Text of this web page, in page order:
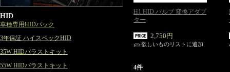
H1 HID バルブ 変換アダプ
ター
2,750円
欲しいものリストに追加
4件
HID
車種専用HIDパック
3年保証 ハイスペックHID
35W HIDバラストキット
55W HIDバラストキット